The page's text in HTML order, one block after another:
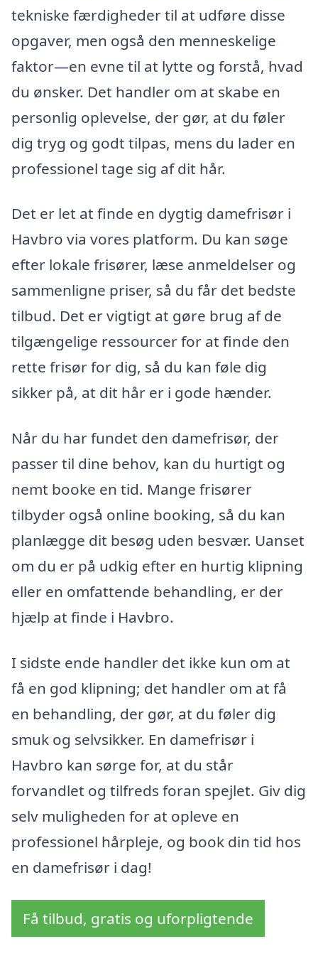
tekniske færdigheder til at udføre disse
opgaver, men også den menneskelige
faktor—en evne til at lytte og forstå, hvad
du ønsker. Det handler om at skabe en
personlig oplevelse, der gør, at du føler
dig tryg og godt tilpas, mens du lader en
professionel tage sig af dit hår.
Det er let at finde en dygtig damefrisør i
Havbro via vores platform. Du kan søge
efter lokale frisører, læse anmeldelser og
sammenligne priser, så du får det bedste
tilbud. Det er vigtigt at gøre brug af de
tilgængelige ressourcer for at finde den
rette frisør for dig, så du kan føle dig
sikker på, at dit hår er i gode hænder.
Når du har fundet den damefrisør, der
passer til dine behov, kan du hurtigt og
nemt booke en tid. Mange frisører
tilbyder også online booking, så du kan
planlægge dit besøg uden besvær. Uanset
om du er på udkig efter en hurtig klipning
eller en omfattende behandling, er der
hjælp at finde i Havbro.
I sidste ende handler det ikke kun om at
få en god klipning; det handler om at få
en behandling, der gør, at du føler dig
smuk og selvsikker. En damefrisør i
Havbro kan sørge for, at du står
forvandlet og tilfreds foran spejlet. Giv dig
selv muligheden for at opleve en
professionel hårpleje, og book din tid hos
en damefrisør i dag!
Få tilbud, gratis og uforpligtende